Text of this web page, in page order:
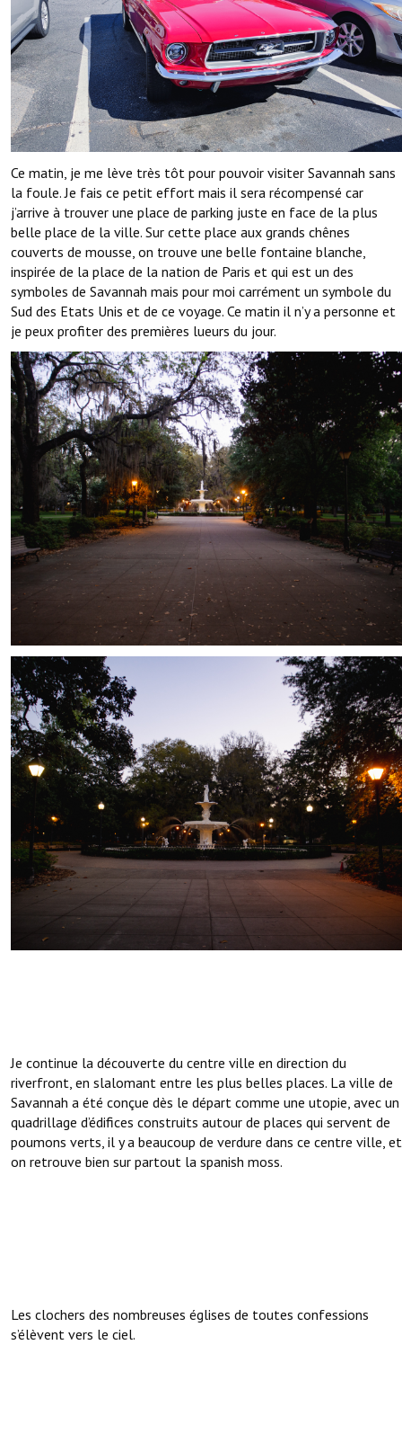
Ce matin, je me lève très tôt pour pouvoir visiter Savannah sans
la foule. Je fais ce petit effort mais il sera récompensé car
j’arrive à trouver une place de parking juste en face de la plus
belle place de la ville. Sur cette place aux grands chênes
couverts de mousse, on trouve une belle fontaine blanche,
inspirée de la place de la nation de Paris et qui est un des
symboles de Savannah mais pour moi carrément un symbole du
Sud des Etats Unis et de ce voyage. Ce matin il n’y a personne et
je peux profiter des premières lueurs du jour.
Je continue la découverte du centre ville en direction du
riverfront, en slalomant entre les plus belles places. La ville de
Savannah a été conçue dès le départ comme une utopie, avec un
quadrillage d’édifices construits autour de places qui servent de
poumons verts, il y a beaucoup de verdure dans ce centre ville, et
on retrouve bien sur partout la spanish moss.
Les clochers des nombreuses églises de toutes confessions
s’élèvent vers le ciel.